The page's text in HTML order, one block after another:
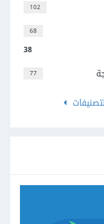
102
68
38
77